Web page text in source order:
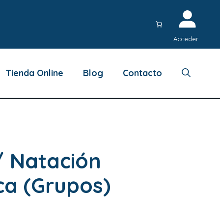
Acceder
Tienda Online Blog Contacto
(Grupos)